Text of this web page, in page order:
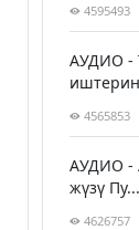
4595493
АУДИО -
4565853
АУДИО -
жүзү Пу...
4626757